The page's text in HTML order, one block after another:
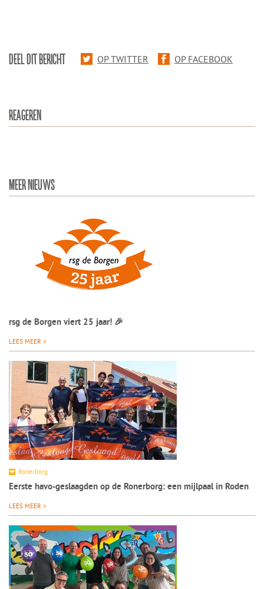
DEEL DIT BERICHT OP TWITTER OP FACEBOOK
REAGEREN
MEER NIEUWS
rsg de Borgen viert 25 jaar! 🎉
LEES MEER >
Ronerborg
Eerste havo-geslaagden op de Ronerborg: een mijlpaal in Roden
LEES MEER >